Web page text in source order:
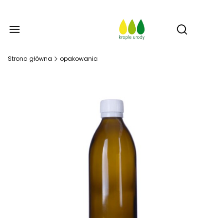
Otwórz
Strona główna opakowania